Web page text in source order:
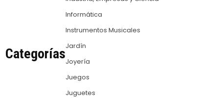
Categorías
Informática
Instrumentos Musicales
Jardín
Joyería
Juegos
Juguetes